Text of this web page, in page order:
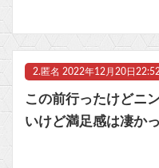
ビットコイン再び1600万
2. 匿名 2022年12月20日
この前行ったけどニ
いけど満足感は凄か